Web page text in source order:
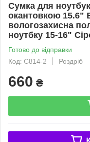
Сумка для
окантовкою 15.6"
вологозахисна
ноутбку 15-16"
Готово до відправки
Код: С814-2
Роздріб
660 ₴